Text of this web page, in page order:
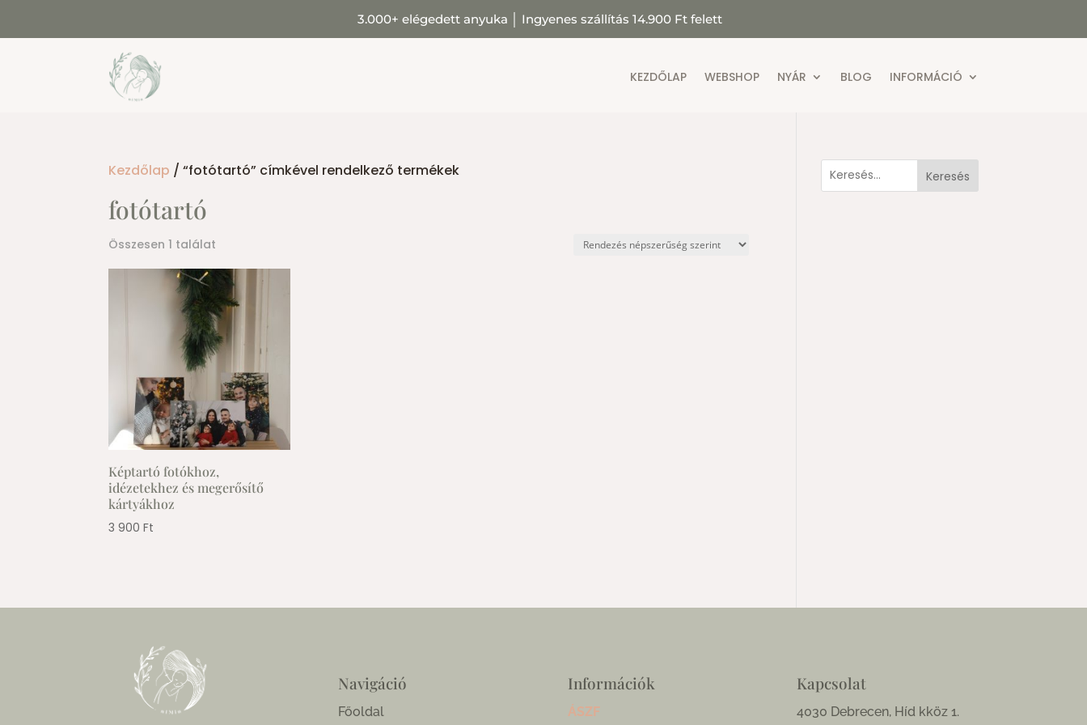
3.000+ elégedett anyuka Ingyenes szállítás 14.900 Ft felett
KEZDŐLAP WEBSHOP NYÁR BLOG INFORMÁCIÓ
Kezdőlap / “fotótartó” címkével rendelkező termékek
fotótartó
Összesen 1 találat
Képtartó fotókhoz,
idézetekhez és megerősítő
kártyákhoz
3 900Ft
Keresés
Navigáció
Főoldal
Információk
ÁSZF
Kapcsolat
4030 Debrecen, Híd kköz 1.